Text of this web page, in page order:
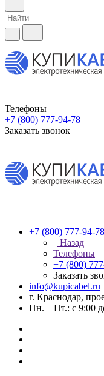
Телефоны
+7 (800) 777-94-78
Заказать звонок
+7 (800) 777-94-78
Назад
Телефоны
+7 (800)
Заказать
info@kupicabel.ru
г. Краснодар,
Пн. – Пт.: с 9:00